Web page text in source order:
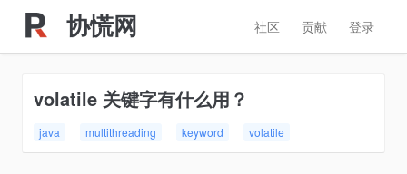
协慌网 登录
贡献
社区
volatile 关键字有什么用？
java multithreading keyword volatile